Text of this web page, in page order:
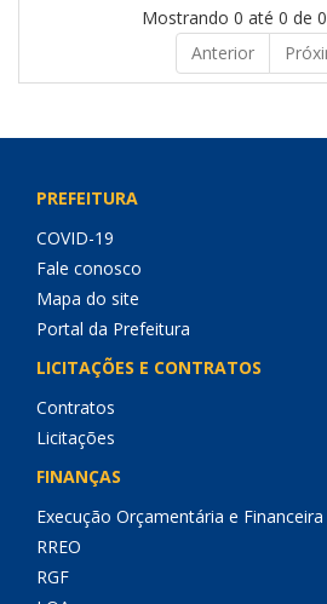
Mostrando 0 até 0 de
Anterior
PREFEITURA
COVID-19
Fale conosco
Mapa do site
Portal da Prefeitura
LICITAÇÕES E CONTRATOS
Contratos
Licitações
FINANÇAS
Execução Orçamentária e Financeira
RREO
RGF